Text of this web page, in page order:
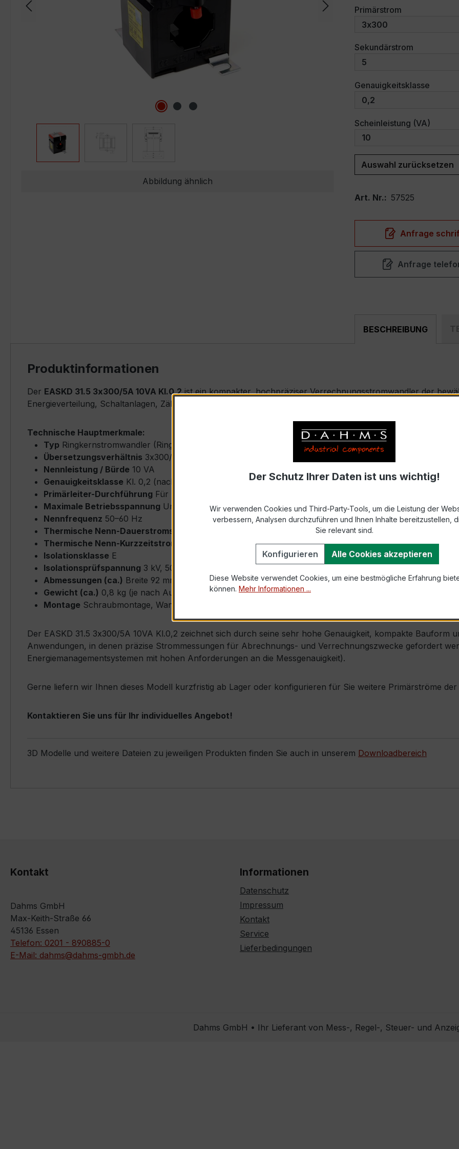
Abbildung ähnlich
Primärstrom
Sekundärstrom
Genauigkeitsklasse
Scheinleistung (VA)
Auswahl zurücksetzen
Art. Nr.: 57525
Anfrage
Anfrage
BESCHREIBUNG
Produktinformationen
Der EASKD 31.5 3x300/5A 10VA Kl.0,2ist ein kompakter, hochpräziser Verrechnungsstromwandler der
Energieverteilung, Schaltanlagen, Zählerfeldern und industriellen Mess- und Überwachungssystemen
Technische Hauptmerkmale:
Typ Ringkernstromwandler (Ring-Core Type) – EASKD 31.5
Übersetzungsverhältnis 3x300/5 A (drei unabhängige Kanäle, Primärnennstrom 300 A,
Nennleistung / Bürde 10 VA
Genauigkeitsklasse Kl. 0,2 (nach IEC/EN 61869-2 bzw. DIN EN 61869-2)
Primärleiter-Durchführung Für Rundleiter bis max. Ø 31 mm (Kabeldurchführung)
Maximale Betriebsspannung Um ≤ 0,72 kV
Nennfrequenz 50–60 Hz
Thermische Nenn-Dauerstromstärke
Icth = 1,2 × Ipr (Dauerstrom 1,2 × Primärnennstrom)
Thermische Nenn-Kurzzeitstromstärke
Ith = 100 × Ipr, 1 s
Isolationsklasse E
Isolationsprüfspannung 3 kV, 50 Hz, 1 min
Abmessungen (ca.) Breite 92 mm × Höhe 92 mm × Tiefe 52 mm
Gewicht (ca.) 0,8 kg (je nach Ausführung)
Montage Schraubmontage, Wand- oder Schienenbefestigung möglich
Der EASKD 31.5 3x300/5A 10VA Kl.0,2 zeichnet sich durch seine sehr hohe Genauigkeit, kompakte Bauform
Anwendungen, in denen präzise Strommessungen für Abrechnungs- und Verrechnungszwecke gefordert
Energiemanagementsystemen mit hohen Anforderungen an die Messgenauigkeit).
Gerne liefern wir Ihnen dieses Modell kurzfristig ab Lager oder konfigurieren für Sie weitere Primärströme der
Kontaktieren Sie uns für Ihr individuelles Angebot!
3D Modelle und weitere Dateien zu jeweiligen Produkten finden Sie auch in unserem Downloadbereich
Kontakt
Dahms GmbH
Max-Keith-Straße 66
45136 Essen
Telefon: 0201 - 890885-0
E-Mail: dahms@dahms-gmbh.de
Informationen
Datenschutz
Impressum
Kontakt
Service
Lieferbedingungen
Dahms GmbH • Ihr Lieferant von Mess-, Regel-, Steuer- und
Der Schutz Ihrer Daten ist uns wichtig!
Wir verwenden Cookies und Third-Party-Tools, um die Leistung der
verbessern, Analysen durchzuführen und Ihnen Inhalte bereitzustellen,
Sie relevant sind.
Konfigurieren Alle Cookies akzeptieren
Diese Website verwendet Cookies, um eine bestmögliche Erfahrung
können. Mehr Informationen ...